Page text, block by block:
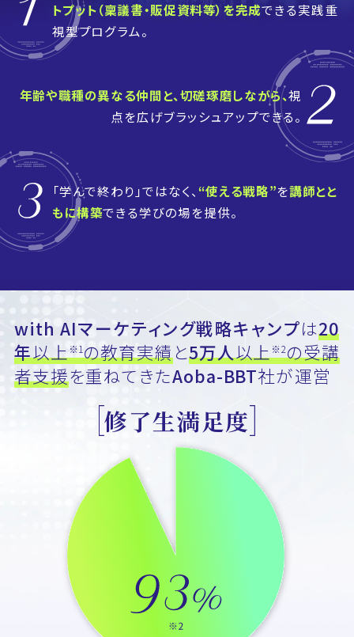
トプット（稟議書・販促資料等）を完成できる実践重
視型プログラム。
年齢や職種の異なる仲間と、切磋琢磨しながら、視
点を広げブラッシュアップできる。
「学んで終わり」ではなく、 “使える戦略”を講師とと
もに構築できる学びの場を提供。
修了生満足度
with AIマーケティング戦略キャンプは20
年以上※1の教育実績と5万人以上※2の受講
者支援を重ねてきたAoba-BBT社が運営